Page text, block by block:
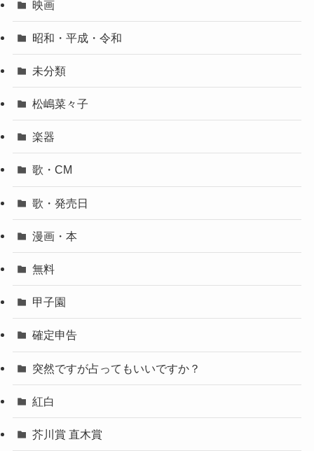
映画
昭和・平成・令和
未分類
松嶋菜々子
楽器
歌・CM
歌・発売日
漫画・本
無料
甲子園
確定申告
突然ですが占ってもいいですか？
紅白
芥川賞 直木賞